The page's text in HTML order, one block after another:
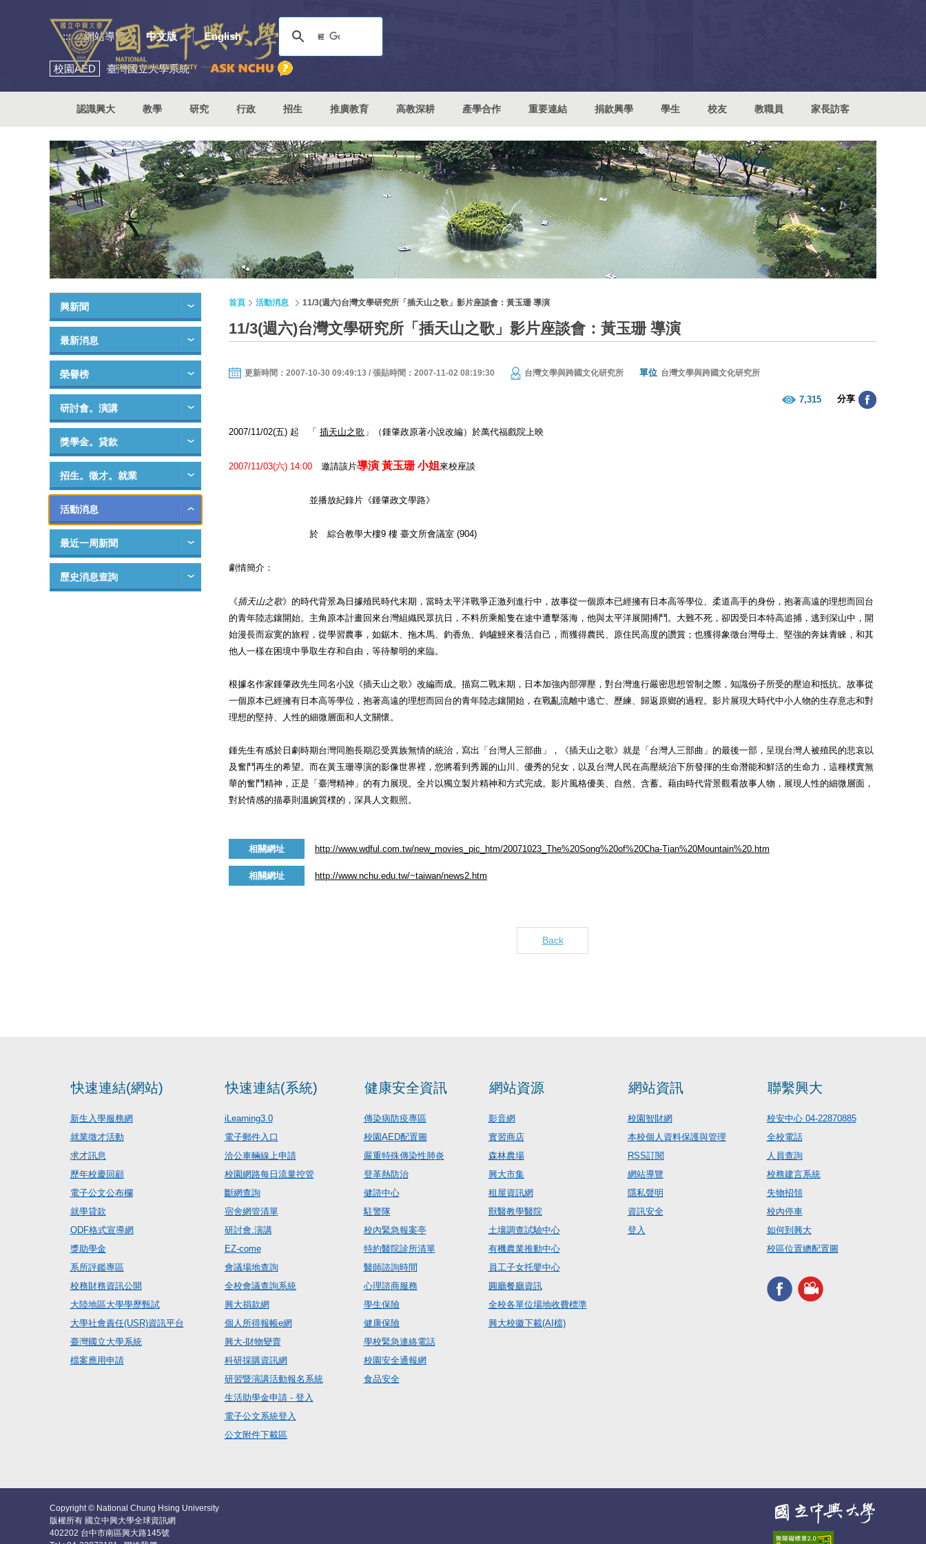
::: 網站導覽 中文版 English
校園AED 臺灣國立大學系統
認識興大 教學 研究 行政 招生 推廣教育 高教深耕 產學合作 重要連結 捐款興學 學生 校友 教職員 家長訪客
興新聞
最新消息
榮譽榜
研討會。演講
獎學金。貸款
招生。徵才。就業
活動消息
最近一周新聞
歷史消息查詢
首頁 活動消息 11/3(週六)台灣文學研究所「插天山之歌」影片座談會：黃玉珊 導演
11/3(週六)台灣文學研究所「插天山之歌」影片座談會：黃玉珊 導演
更新時間：2007-10-30 09:49:13 / 張貼時間：2007-11-02 08:19:30 台灣文學與跨國文化研究所 單位 台灣文學與跨國文化研究所
7,315 分享
2007/11/02(五) 起 「 插天山之歌 」（鍾肇政原著小說改編）於萬代福戲院上映
2007/11/03(六) 14:00 邀請該片導演 黃玉珊 小姐 來校座談
並播放紀錄片《鍾肇政文學路》
於 綜合教學大樓9 樓 臺文所會議室 (904)
劇情簡介：
《插天山之歌》的時代背景為日據殖民時代末期，當時太平洋戰爭正激列進行中，故事從一個原本已經擁有日本高等學位、柔道高手的身份，抱著高遠的理想而回台
的青年陸志鑲開始。主角原本計畫回來台灣組織民眾抗日，不料所乘船隻在途中遭擊落海，他與太平洋展開搏鬥。大難不死，卻因受日本特高追捕，逃到深山中，開
始漫長而寂寞的旅程，從學習農事，如鋸木、拖木馬、釣香魚、鉤驢鰻來養活自己，而獲得農民、原住民高度的讚賞；也獲得象徵台灣母土、堅強的奔妹青睞，和其
他人一樣在困境中爭取生存和自由，等待黎明的來臨。
根據名作家鍾肇政先生同名小說《插天山之歌》改編而成。描寫二戰末期，日本加強內部彈壓，對台灣進行嚴密思想管制之際，知識份子所受的壓迫和抵抗。故事從
一個原本已經擁有日本高等學位，抱著高遠的理想而回台的青年陸志鑲開始，在戰亂流離中逃亡、歷練、歸返原鄉的過程。影片展現大時代中小人物的生存意志和對
理想的堅持、人性的細微層面和人文關懷。
鍾先生有感於日劇時期台灣同胞長期忍受異族無情的統治，寫出「台灣人三部曲」，《插天山之歌》就是「台灣人三部曲」的最後一部，呈現台灣人被殖民的悲哀以
及奮鬥再生的希望。而在黃玉珊導演的影像世界裡，您將看到秀麗的山川、優秀的兒女，以及台灣人民在高壓統治下所發揮的生命潛能和鮮活的生命力，這種樸實無
華的奮鬥精神，正是「臺灣精神」的有力展現。全片以獨立製片精神和方式完成。影片風格優美、自然、含蓄。藉由時代背景觀看故事人物，展現人性的細微層面，
對於情感的描摹則溫婉質樸的，深具人文觀照。
相關網址 http://www.wdful.com.tw/new_movies_pic_htm/20071023_The%20Song%20of%20Cha-Tian%20Mountain%20.htm
相關網址 http://www.nchu.edu.tw/~taiwan/news2.htm
Back
快速連結(網站)
新生入學服務網
就業徵才活動
求才訊息
歷年校慶回顧
電子公文公布欄
就學貸款
ODF格式宣導網
獎助學金
系所評鑑專區
校務財務資訊公開
大陸地區大學學歷甄試
大學社會責任(USR)資訊平台
臺灣國立大學系統
檔案應用申請
快速連結(系統)
iLearning3.0
電子郵件入口
洽公車輛線上申請
校園網路每日流量控管
斷網查詢
宿舍網管清單
研討會.演講
EZ-come
會議場地查詢
全校會議查詢系統
興大捐款網
個人所得報帳e網
興大-財物變賣
科研採購資訊網
研習暨演講活動報名系統
生活助學金申請 - 登入
電子公文系統登入
公文附件下載區
健康安全資訊
傳染病防疫專區
校園AED配置圖
嚴重特殊傳染性肺炎
登革熱防治
健諮中心
駐警隊
校內緊急報案亭
特約醫院診所清單
醫師諮詢時間
心理諮商服務
學生保險
健康保險
學校緊急連絡電話
校園安全通報網
食品安全
網站資源
影音網
實習商店
森林農場
興大市集
租屋資訊網
獸醫教學醫院
土壤調查試驗中心
有機農業推動中心
員工子女托嬰中心
圓廳餐廳資訊
全校各單位場地收費標準
興大校徽下載(AI檔)
網站資訊
校園智財網
本校個人資料保護與管理
RSS訂閱
網站導覽
隱私聲明
資訊安全
登入
聯繫興大
校安中心 04-22870885
全校電話
人員查詢
校務建言系統
失物招領
校內停車
如何到興大
校區位置總配置圖
Copyright © National Chung Hsing University
版權所有 國立中興大學全球資訊網
402202 台中市南區興大路145號